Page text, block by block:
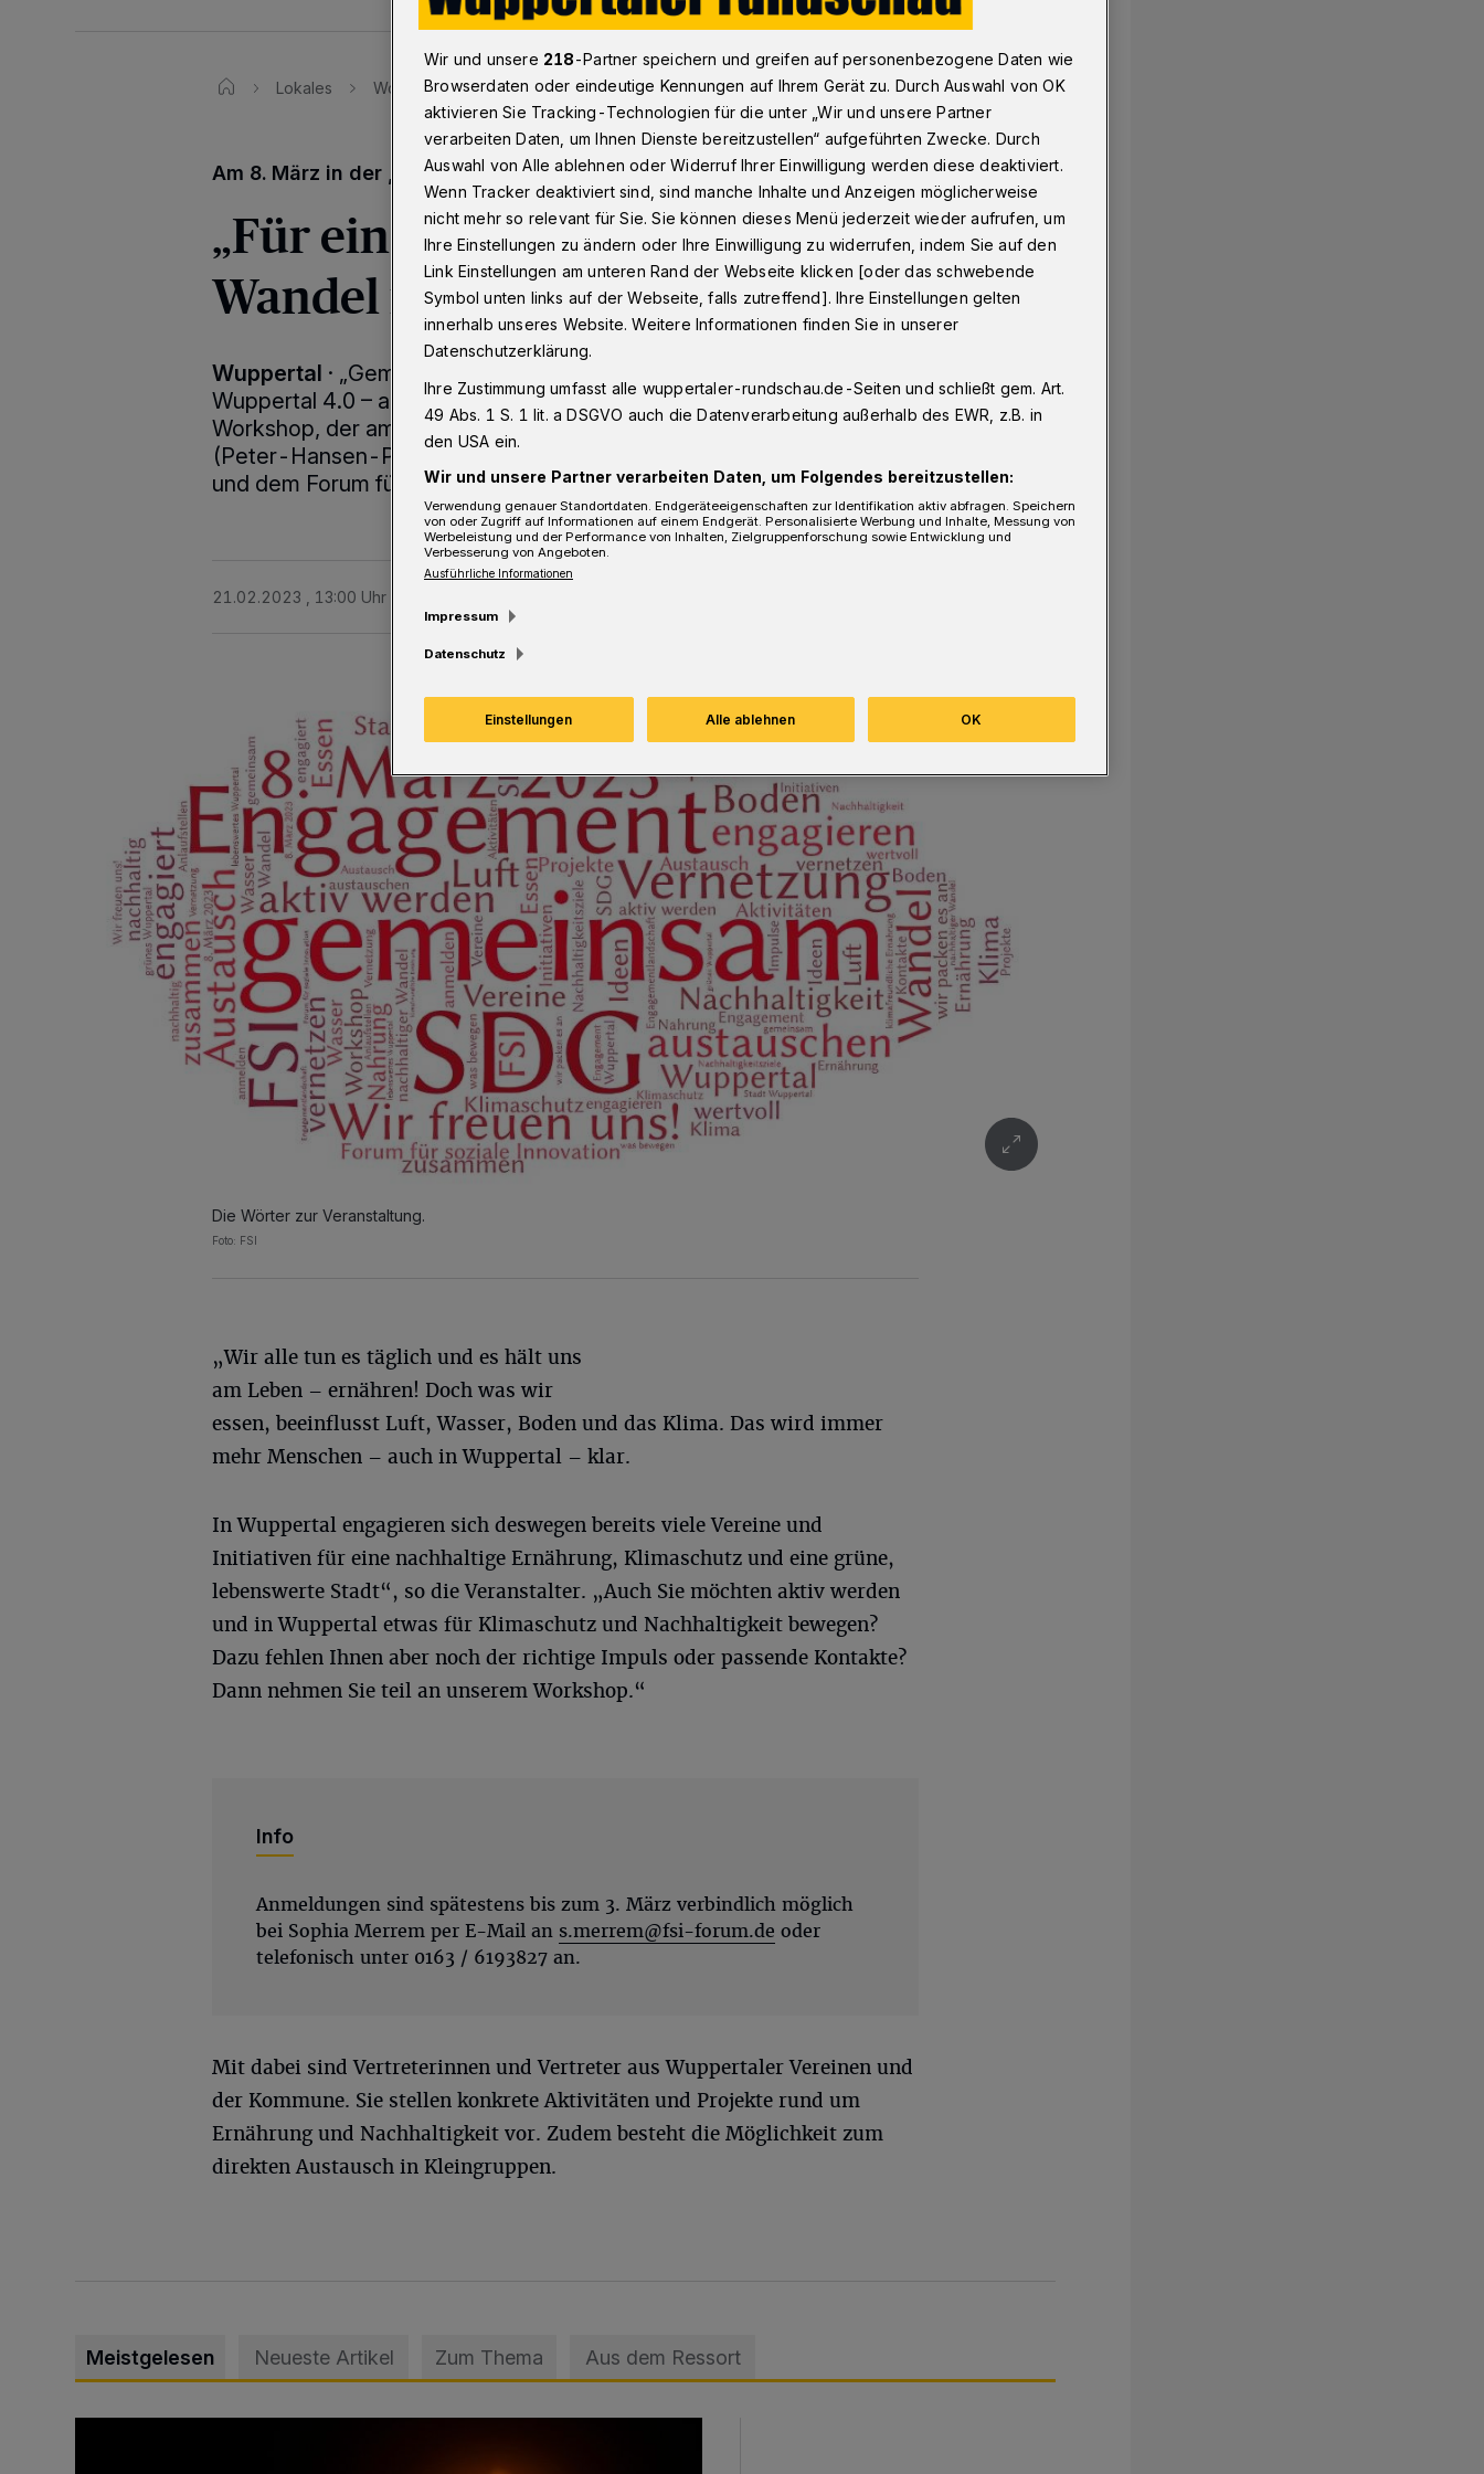
Lokales Workshop: "Für einen nachhaltigen Wandel in Wuppertal 4.0"
Am 8. März in der „Färberei“
„Für einen nachhaltigen
Wandel in Wuppertal 4.0“
Wuppertal · „Gemeinsam aktiv für einen nachhaltigen Wandel in
Wuppertal 4.0 – austauschen, vernetzen, engagieren“ heißt ein
Workshop, der am 8. März 2023 von 17 bis 19 Uhr in der „Färberei“
(Peter-Hansen-Platz 1) stattfindet. Er wird von der Stadt Wuppertal
und dem Forum für soziale Innovation (FSI) veranstaltet.
21.02.2023 , 13:00 Uhr
Die Wörter zur Veranstaltung.
Foto: FSI
„Wir alle tun es täglich und es hält uns
am Leben – ernähren! Doch was wir
essen, beeinflusst Luft, Wasser, Boden und das Klima. Das wird immer
mehr Menschen – auch in Wuppertal – klar.
In Wuppertal engagieren sich deswegen bereits viele Vereine und
Initiativen für eine nachhaltige Ernährung, Klimaschutz und eine grüne,
lebenswerte Stadt“, so die Veranstalter. „Auch Sie möchten aktiv werden
und in Wuppertal etwas für Klimaschutz und Nachhaltigkeit bewegen?
Dazu fehlen Ihnen aber noch der richtige Impuls oder passende Kontakte?
Dann nehmen Sie teil an unserem Workshop.“
Info
Anmeldungen sind spätestens bis zum 3. März verbindlich möglich
bei Sophia Merrem per E-Mail an s.merrem@fsi-forum.de oder
telefonisch unter 0163 / 6193827 an.
Mit dabei sind Vertreterinnen und Vertreter aus Wuppertaler Vereinen und
der Kommune. Sie stellen konkrete Aktivitäten und Projekte rund um
Ernährung und Nachhaltigkeit vor. Zudem besteht die Möglichkeit zum
direkten Austausch in Kleingruppen.
Meistgelesen Neueste Artikel Zum Thema Aus dem Ressort
Wir und unsere 218-Partner speichern und greifen auf personenbezogene Daten wie
Browserdaten oder eindeutige Kennungen auf Ihrem Gerät zu. Durch Auswahl von OK
aktivieren Sie Tracking-Technologien für die unter „Wir und unsere Partner
verarbeiten Daten, um Ihnen Dienste bereitzustellen“ aufgeführten Zwecke. Durch
Auswahl von Alle ablehnen oder Widerruf Ihrer Einwilligung werden diese deaktiviert.
Wenn Tracker deaktiviert sind, sind manche Inhalte und Anzeigen möglicherweise
nicht mehr so relevant für Sie. Sie können dieses Menü jederzeit wieder aufrufen, um
Ihre Einstellungen zu ändern oder Ihre Einwilligung zu widerrufen, indem Sie auf den
Link Einstellungen am unteren Rand der Webseite klicken [oder das schwebende
Symbol unten links auf der Webseite, falls zutreffend]. Ihre Einstellungen gelten
innerhalb unseres Website. Weitere Informationen finden Sie in unserer
Datenschutzerklärung.
Ihre Zustimmung umfasst alle wuppertaler-rundschau.de-Seiten und schließt gem. Art.
49 Abs. 1 S. 1 lit. a DSGVO auch die Datenverarbeitung außerhalb des EWR, z.B. in
den USA ein.
Wir und unsere Partner verarbeiten Daten, um Folgendes bereitzustellen:
Verwendung genauer Standortdaten. Endgeräteeigenschaften zur Identifikation aktiv abfragen. Speichern
von oder Zugriff auf Informationen auf einem Endgerät. Personalisierte Werbung und Inhalte, Messung von
Werbeleistung und der Performance von Inhalten, Zielgruppenforschung sowie Entwicklung und
Verbesserung von Angeboten.
Ausführliche Informationen
Impressum
Datenschutz
Einstellungen Alle ablehnen OK